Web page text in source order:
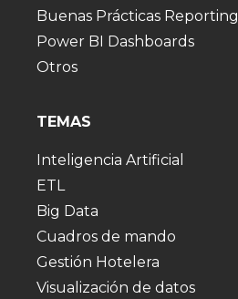
Buenas Prácticas Reporting
Power BI Dashboards
Otros
TEMAS
Inteligencia Artificial
ETL
Big Data
Cuadros de mando
Gestión Hotelera
Visualización de datos